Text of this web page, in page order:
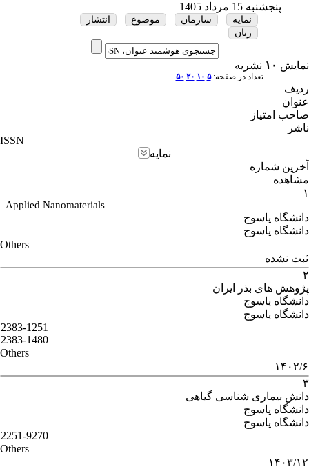
پنجشنبه 15 مرداد 1405
نمایه سازمان موضوع
انتشار
زبان
نمایش ۱۰ نشریه
تعداد در صفحه:۵ ۱۰ ۲۰ ۵۰
ردیف
عنوان
صاحب امتیاز
ناشر
ISSN
نمایه
آخرین شماره
مشاهده
۱
Applied Nanomaterials
دانشگاه یاسوج
دانشگاه یاسوج
Others
ثبت نشده
۲
پژوهش های بذر ایران
دانشگاه یاسوج
دانشگاه یاسوج
2383-1251
2383-1480
Others
۱۴۰۲/۶
۳
دانش بیماری شناسی گیاهی
دانشگاه یاسوج
دانشگاه یاسوج
2251-9270
Others
۱۴۰۳/۱۲